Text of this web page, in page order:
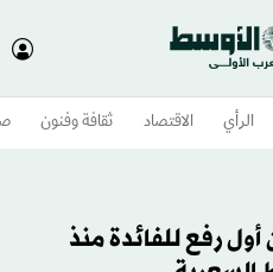
الرأي الاقتصاد ثقافة وفنون
رفع للفائدة منذ